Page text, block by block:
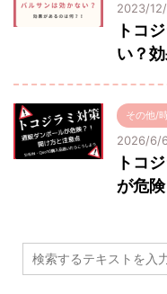
2023/
トコ
い？
その他/
2026/6/
トコ
が危